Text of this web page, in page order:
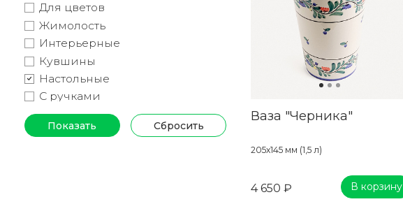
Для цветов
Жимолость
Интерьерные
Кувшины
Настольные
С ручками
Ваза "Черника"
205х145 мм (1,5 л)
4 650 ₽ В корзину